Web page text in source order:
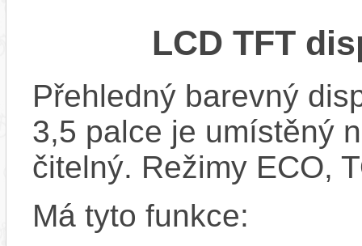
LCD TFT
Přehledný barevný
3,5 palce je umístěný
čitelný. Režimy ECO,
Má tyto funkce: